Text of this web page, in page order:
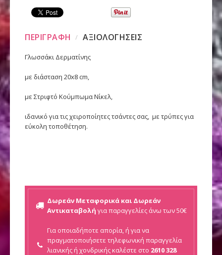
ΠΕΡΙΓΡΑΦΗ ΑΞΙΟΛΟΓΗΣΕΙΣ
Γλωσσάκι Δερματίνης
με διάσταση 20x8 cm,
με Στριφτό Κούμπωμα Νίκελ,
ιδανικό για τις χειροποίητες τσάντες σας, με τρύπες για
εύκολη τοποθέτηση.
Δωρεάν Μεταφορικά και Δωρεάν
Αντικαταβολή για παραγγελίες άνω των 50€
Για οποιαδήποτε απορία, ή για να
πραγματοποιήσετε τηλεφωνική παραγγελία
λιανικής ή χονδρικής καλέστε στο 2610 328